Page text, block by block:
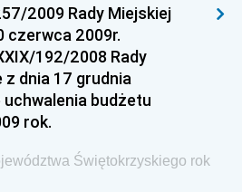
Urzędu Miar
Rolnictwa i Rozwoju Wsi
Edukacji Narodowej i
Edukacji i Nauki
Edukacji Narodowej
Gospodarki Morskiej
2009 Rady Miejskiej
czerwca 2009r.
192/2008 Rady
z dnia 17 grudnia
budżetu
rok.
Świętokrzyskiego rok